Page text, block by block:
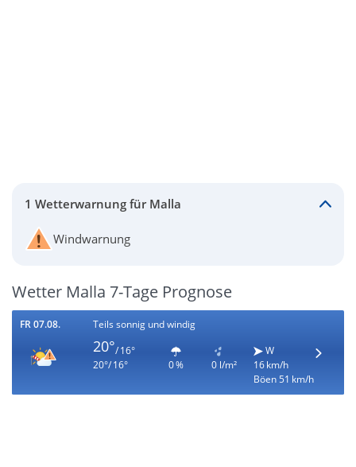
1 Wetterwarnung für Malla
Windwarnung
Wetter Malla 7-Tage Prognose
FR 07.08. Teils sonnig und windig
20°/ 16°
20°/ 16°
0 % 0 l/m²
W
16 km/h
Böen 51 km/h